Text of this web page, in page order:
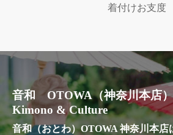
着付けお支度
音和 OTOWA（神奈川本店）
Kimono & Culture
音和（おとわ）OTOWA 神奈川本店